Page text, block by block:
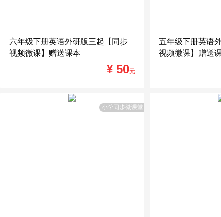
六年级下册英语外研版三起【同步
视频微课】赠送课本
¥ 50元
五年级下册英语
视频微课】赠送
小学同步微课堂